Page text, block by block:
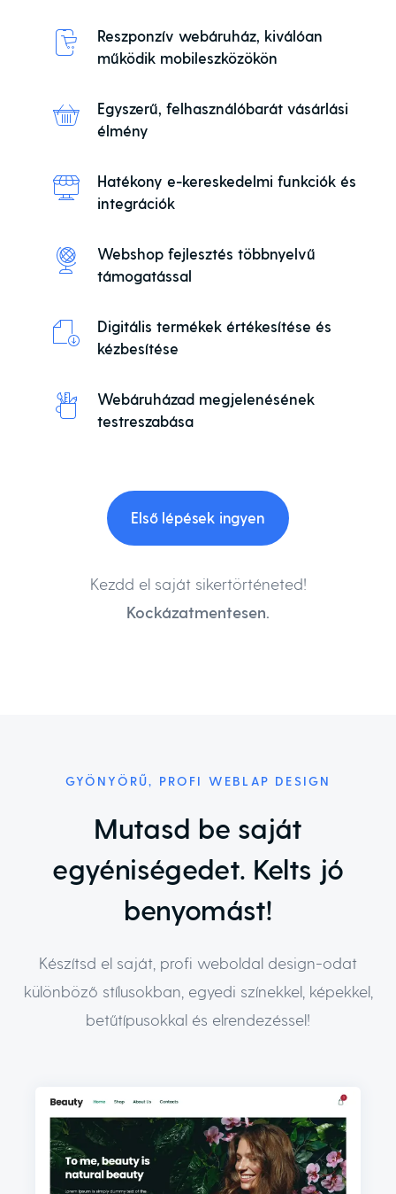
Reszponzív webáruház, kiválóan
működik mobileszközökön
Egyszerű, felhasználóbarát vásárlási
élmény
Hatékony e-kereskedelmi funkciók és
integrációk
Webshop fejlesztés többnyelvű
támogatással
Digitális termékek értékesítése és
kézbesítése
Webáruházad megjelenésének
testreszabása
Első lépések ingyen
Kezdd el saját sikertörténeted!
Kockázatmentesen.
GYÖNYÖRŰ, PROFI WEBLAP DESIGN
Mutasd be saját
egyéniségedet. Kelts jó
benyomást!
Készítsd el saját, profi weboldal design-odat
különböző stílusokban, egyedi színekkel, képekkel,
betűtípusokkal és elrendezéssel!